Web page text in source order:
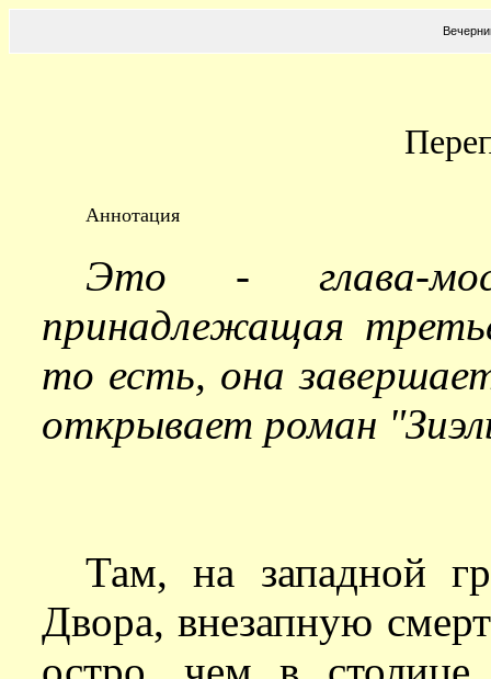
Аннотация
Это - глава-
принадлежащая
то есть, она
открывает роман
Там, на западной
Двора, внезапную